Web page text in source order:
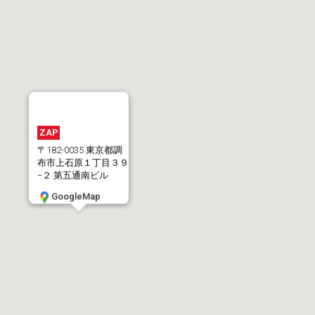
ZAP
〒182-0035 東京都調
布市上石原１丁目３９
−２ 第五通南ビル
GoogleMap